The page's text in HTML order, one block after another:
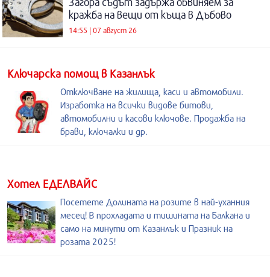
кражба на вещи от къща в Дъбово
14:55 | 07 август 26
Kлючарска помощ в Казанлък
Отключване на жилища, каси и автомобили.
Изработка на всички видове битови,
автомобилни и касови ключове. Продажба на
брави, ключалки и др.
Хотел ЕДЕЛВАЙС
Посетете Долината на розите в най-уханния
месец! В прохладата и тишината на Балкана и
само на минути от Казанлък и Празник на
розата 2025!